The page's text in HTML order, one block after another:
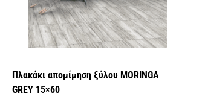
Πλακάκι απομίμηση ξύλου MORINGA
GREY 15×60